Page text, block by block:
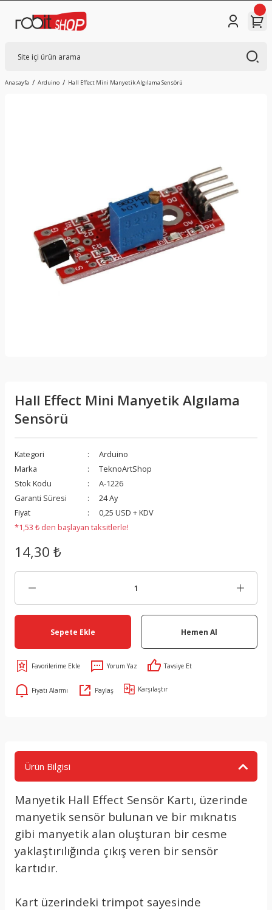
Anasayfa Arduino Hall Effect Mini Manyetik Algılama Sensörü
Hall Effect Mini Manyetik Algılama
Sensörü
Kategori
Arduino
Marka
TeknoArtShop
Stok Kodu
A-1226
Garanti Süresi
24 Ay
Fiyat
0,25 USD + KDV
*1,53 ₺ den başlayan taksitlerle!
14,30 ₺
Sepete Ekle Hemen Al
Yorum Yaz Tavsiye Et
Fiyatı Alarmı Paylaş Karşılaştır
Ürün Bilgisi
Manyetik Hall Effect Sensör Kartı, üzerinde
manyetik sensör bulunan ve bir mıknatıs
gibi manyetik alan oluşturan bir cesme
yaklaştırılığında çıkış veren bir sensör
kartıdır.
Kart üzerindeki trimpot sayesinde